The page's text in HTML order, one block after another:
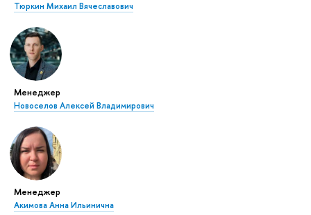
Тюркин Михаил Вячеславович
Менеджер
Новоселов Алексей Владимирович
Менеджер
Акимова Анна Ильинична